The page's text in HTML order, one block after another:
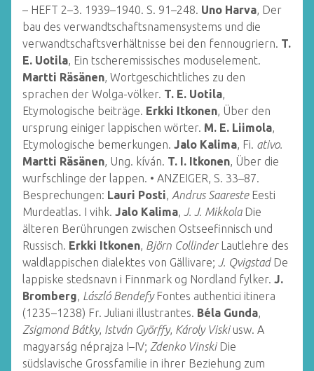
– HEFT 2–3. 1939–1940. S. 91–248. Uno Harva, Der
bau des verwandtschaftsnamensystems und die
verwandtschaftsverhältnisse bei den fennougriern. T.
E. Uotila, Ein tscheremissisches moduselement.
Martti Räsänen, Wortgeschichtliches zu den
sprachen der Wolga-völker. T. E. Uotila,
Etymologische beiträge. Erkki Itkonen, Über den
ursprung einiger lappischen wörter. M. E. Liimola,
Etymologische bemerkungen. Jalo Kalima, Fi. ativo.
Martti Räsänen, Ung. kíván. T. I. Itkonen, Über die
wurfschlinge der lappen. • ANZEIGER, S. 33–87.
Besprechungen: Lauri Posti, Andrus Saareste Eesti
Murdeatlas. I vihk. Jalo Kalima, J. J. Mikkola Die
älteren Berührungen zwischen Ostseefinnisch und
Russisch. Erkki Itkonen, Björn Collinder Lautlehre des
waldlappischen dialektes von Gällivare; J. Qvigstad De
lappiske stedsnavn i Finnmark og Nordland fylker. J.
Bromberg, László Bendefy Fontes authentici itinera
(1235–1238) Fr. Juliani illustrantes. Béla Gunda,
Zsigmond Bátky, István Györffy, Károly Viski usw. A
magyarság néprajza I–IV; Zdenko Vinski Die
südslavische Grossfamilie in ihrer Beziehung zum